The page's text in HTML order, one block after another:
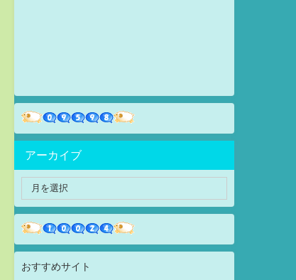
アーカイブ
おすすめサイト